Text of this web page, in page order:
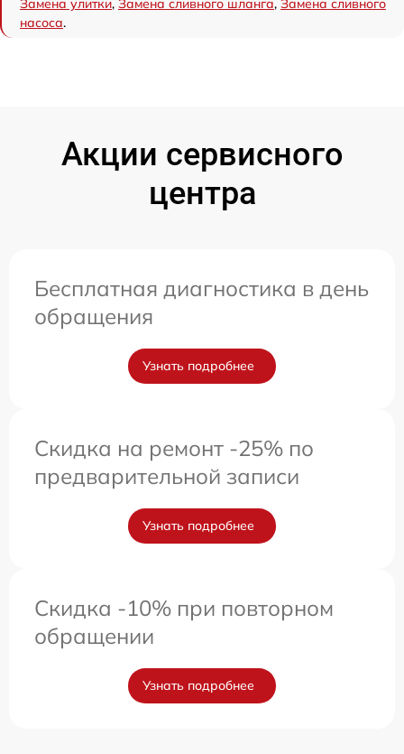
Замена улитки, Замена сливного шланга, Замена сливного
насоса.
Акции сервисного
центра
Бесплатная диагностика в день
обращения
Узнать подробнее
Скидка на ремонт -25% по
предварительной записи
Узнать подробнее
Скидка -10% при повторном
обращении
Узнать подробнее